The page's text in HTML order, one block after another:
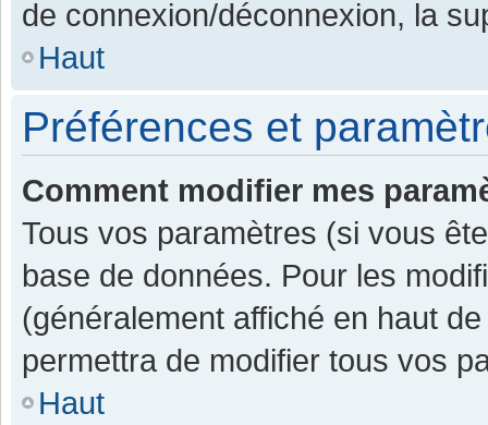
de connexion/déconnexion, la
Haut
Préférences et
Comment modifier mes
Tous vos paramètres (si vous
base de données. Pour les
(généralement affiché en haut
permettra de modifier tous vos
Haut